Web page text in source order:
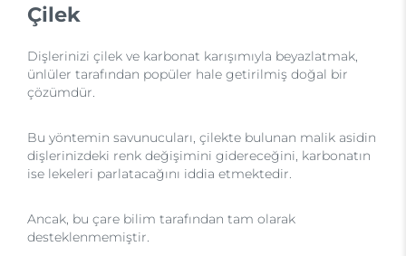
Çilek
Dişlerinizi çilek ve karbonat karışımıyla beyazlatmak,
ünlüler tarafından popüler hale getirilmiş doğal bir
çözümdür.
Bu yöntemin savunucuları, çilekte bulunan malik asidin
dişlerinizdeki renk değişimini gidereceğini, karbonatın
ise lekeleri parlatacağını iddia etmektedir.
Ancak, bu çare bilim tarafından tam olarak
desteklenmemiştir.